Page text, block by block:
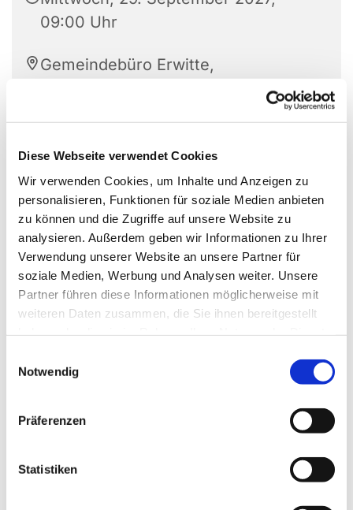
Diese Webseite verwendet Cookies
Wir verwenden Cookies, um Inhalte und Anzeigen zu
personalisieren, Funktionen für soziale Medien anbieten
zu können und die Zugriffe auf unsere Website zu
analysieren. Außerdem geben wir Informationen zu Ihrer
Verwendung unserer Website an unsere Partner für
soziale Medien, Werbung und Analysen weiter. Unsere
Partner führen diese Informationen möglicherweise mit
weiteren Daten zusammen, die Sie ihnen bereitgestellt
Notwendig
Präferenzen
Statistiken
09:00 Uhr
Gemeindebüro Erwitte,
Westkampstr. 7, 59597 Erwitte